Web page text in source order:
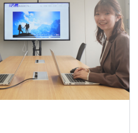
で困っていることはないか」「や
する要望はないか」などをヒアリ
ートしていきます。
ます。
手当20時間分含む（39,100円
ます。
円～600万円／入社1年目